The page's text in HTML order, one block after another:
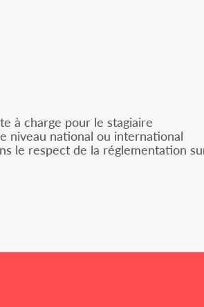
à charge pour le stagiaire
niveau national ou international
le respect de la réglementation